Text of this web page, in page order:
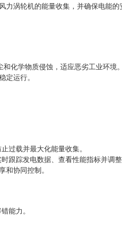
涡轮机的能量收集，并确保电能的
化学物质侵蚀，适应恶劣工业环境。
运行。
过载并最大化能量收集。
跟踪发电数据、查看性能指标并调整
协同控制。
能力。